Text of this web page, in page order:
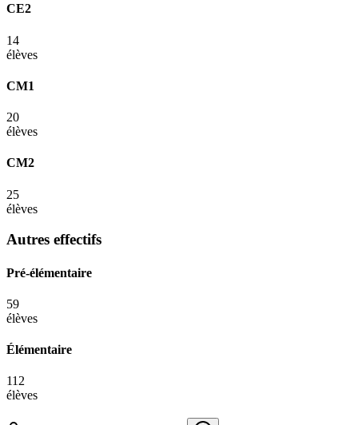
CE2
14
élèves
CM1
20
élèves
CM2
25
élèves
Autres effectifs
Pré-élémentaire
59
élèves
Élémentaire
112
élèves